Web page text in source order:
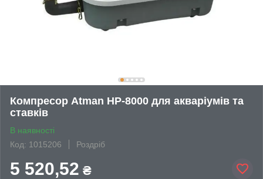
Компресор Atman HP-8000 для акваріумів та
ставків
В наявності
Код: 1015206
Роздріб
5 520,52 ₴